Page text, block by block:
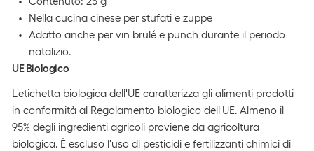
Nella cucina cinese per stufati e zuppe
Adatto anche per vin brulé e punch durante il periodo
natalizio.
UE Biologico
L'etichetta biologica dell'UE caratterizza gli alimenti prodotti
in conformità al Regolamento biologico dell'UE. Almeno il
95% degli ingredienti agricoli proviene da agricoltura
biologica. È escluso l'uso di pesticidi e fertilizzanti chimici di